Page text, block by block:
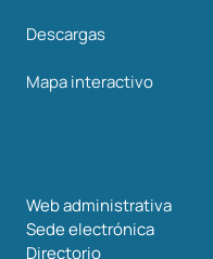
Descargas
Mapa interactivo
Web administrativa
Sede electrónica
Directorio